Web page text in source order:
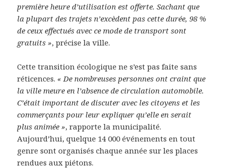
première heure d’utilisation est offerte. Sachant que
la plupart des trajets n’excèdent pas cette durée, 98 %
de ceux effectués avec ce mode de transport sont
gratuits », précise la ville.
Cette transition écologique ne s’est pas faite sans
réticences. « De nombreuses personnes ont craint que
la ville meure en l’absence de circulation automobile.
C’était important de discuter avec les citoyens et les
commerçants pour leur expliquer qu’elle en serait
plus animée », rapporte la municipalité.
Aujourd’hui, quelque 14 000 événements en tout
genre sont organisés chaque année sur les places
rendues aux piétons.